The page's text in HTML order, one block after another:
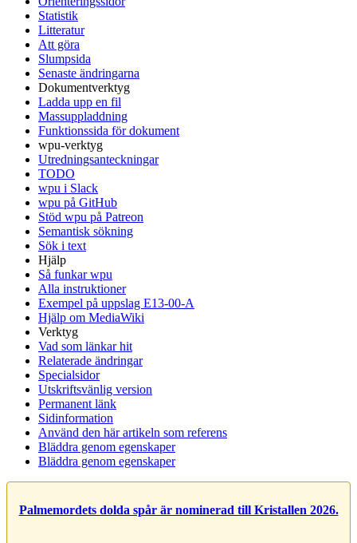
Statistik
Litteratur
Att göra
Slumpsida
Senaste ändringarna
Dokumentverktyg
Ladda upp en fil
Massuppladdning
Funktionssida för dokument
wpu-verktyg
Utredningsanteckningar
TODO
wpu i Slack
wpu på GitHub
Stöd wpu på Patreon
Semantisk sökning
Sök i text
Hjälp
Så funkar wpu
Alla instruktioner
Exempel på uppslag E13-00-A
Hjälp om MediaWiki
Verktyg
Vad som länkar hit
Relaterade ändringar
Specialsidor
Utskriftsvänlig version
Permanent länk
Sidinformation
Använd den här artikeln som referens
Bläddra genom egenskaper
Bläddra genom egenskaper
Palmemordets dolda spår är nominerad till Kristallen 2026.